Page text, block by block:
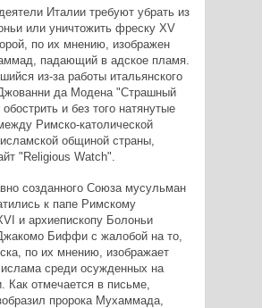
Италии требуют убрать из
или уничтожить фреску XV
по их мнению, изображен
падающий в адское пламя.
из-за работы итальянского
да Модена "Страшный
и без того натянутые
Римско-католической
общиной страны,
"Religious Watch".
созданного Союза мусульман
к папе Римскому
и архиепископу Болоньи
Биффи с жалобой на то,
по их мнению, изображает
среди осужденных на
Как отмечается в письме,
пророка Мухаммада,